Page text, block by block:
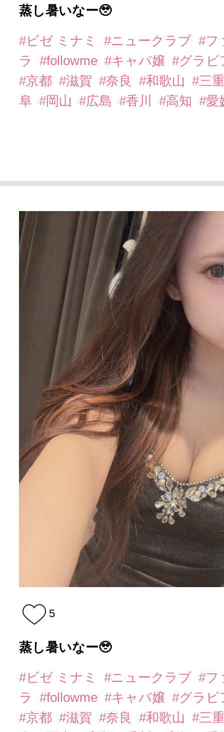
蒸し暑いなー🥹
#ビゼ ミナミ #ニュークラブ #フ
ラ
#followme #キャバ嬢 #グラ
#京都 #滋賀 #奈良 #和歌山
#三
阜 #岡山 #広島 #香川 #高知 #愛
5
蒸し暑いなー🥹
#ビゼ ミナミ #ニュークラブ #フ
ラ
#followme #キャバ嬢 #グラ
#京都 #滋賀 #奈良 #和歌山
#三